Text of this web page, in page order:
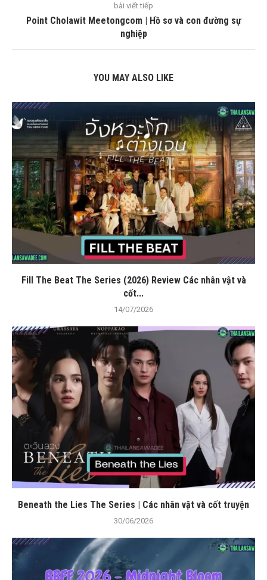
bài viết tiếp
Point Cholawit Meetongcom | Hồ sơ và con đường sự
nghiệp
YOU MAY ALSO LIKE
Fill The Beat The Series (2026) Review Các nhân vật và
cốt...
14/07/2026
Beneath the Lies The Series | Các nhân vật và cốt truyện
30/06/2026